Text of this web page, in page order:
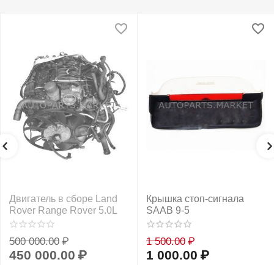
Двигатель в сборе Land
Rover Range Rover 5.0L
500 000.00 ₽
450 000.00 ₽
Крышка стоп-сигнала
SAAB 9-5
1 500.00 ₽
1 000.00 ₽